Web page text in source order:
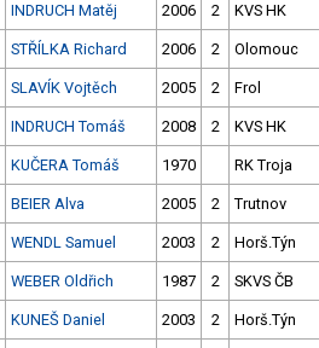
INDRUCH Matěj 2006 2 KVS HK
STŘÍLKA Richard 2006 2 Olomouc
SLAVÍK Vojtěch 2005 2 Frol
INDRUCH Tomáš 2008 2 KVS HK
KUČERA Tomáš 1970 RK Troja
BEIER Alva 2005 2 Trutnov
WENDL Samuel 2003 2 Horš.Týn
WEBER Oldřich 1987 2 SKVS ČB
KUNEŠ Daniel 2003 2 Horš.Týn